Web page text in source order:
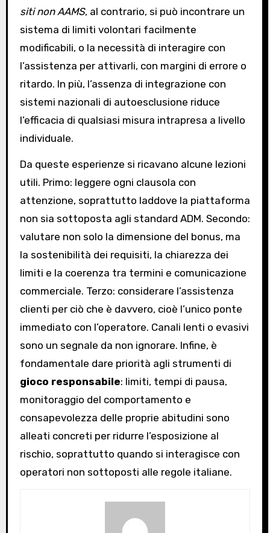
siti non AAMS, al contrario, si può incontrare un
sistema di limiti volontari facilmente
modificabili, o la necessità di interagire con
l’assistenza per attivarli, con margini di errore o
ritardo. In più, l’assenza di integrazione con
sistemi nazionali di autoesclusione riduce
l’efficacia di qualsiasi misura intrapresa a livello
individuale.
Da queste esperienze si ricavano alcune lezioni
utili. Primo: leggere ogni clausola con
attenzione, soprattutto laddove la piattaforma
non sia sottoposta agli standard ADM. Secondo:
valutare non solo la dimensione del bonus, ma
la sostenibilità dei requisiti, la chiarezza dei
limiti e la coerenza tra termini e comunicazione
commerciale. Terzo: considerare l’assistenza
clienti per ciò che è davvero, cioè l’unico ponte
immediato con l’operatore. Canali lenti o evasivi
sono un segnale da non ignorare. Infine, è
fondamentale dare priorità agli strumenti di
gioco responsabile: limiti, tempi di pausa,
monitoraggio del comportamento e
consapevolezza delle proprie abitudini sono
alleati concreti per ridurre l’esposizione al
rischio, soprattutto quando si interagisce con
operatori non sottoposti alle regole italiane.